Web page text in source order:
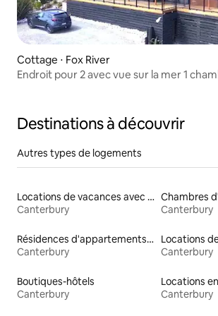
Cottage ⋅ Fox River
Endroit pour 2 avec vue sur la mer 1
Destinations à découvrir
Autres types de logements
Locations de vacances avec piscine
Canterbury
Chambres
Canterbury
Résidences d'appartements en location
Canterbury
Locations
Canterbury
Boutiques-hôtels
Canterbury
Locations
Canterbury